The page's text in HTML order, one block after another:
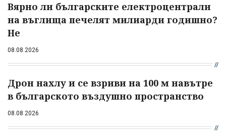
Вярно ли българските електроцентрали
на въглища печелят милиарди годишно?
Не
08.08.2026
Дрон нахлу и се взриви на 100 м навътре
в българското въздушно пространство
08.08.2026